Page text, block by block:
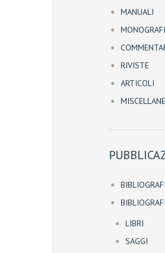
MANUALI
RIVISTE
ARTICOLI
LIBRI
SAGGI